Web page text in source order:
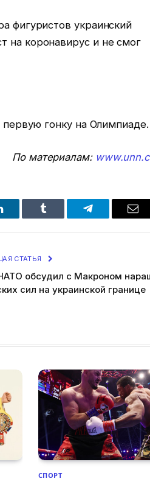
фигуристов украинский
на коронавирус и не смог
первую гонку на Олимпиаде.
По материалам:
Tumblr Telegram
СТАТЬЯ
обсудил с Макроном
сил на украинской границе
СПОРТ